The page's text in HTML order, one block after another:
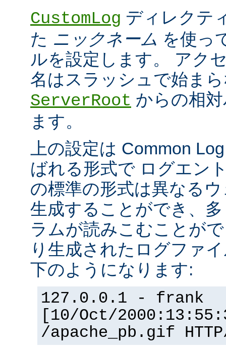
CustomLog ディレクテ
た ニックネーム を使っ
ルを設定します。 アク
名はスラッシュで始ま
ServerRoot からの相
ます。
上の設定は Common
ばれる形式で ログエン
の標準の形式は異なる
生成することができ、
ラムが読みこむことが
り生成されたログファ
下のようになります:
127.0.0.1 - frank
[10/Oct/
/apache_pb.gif